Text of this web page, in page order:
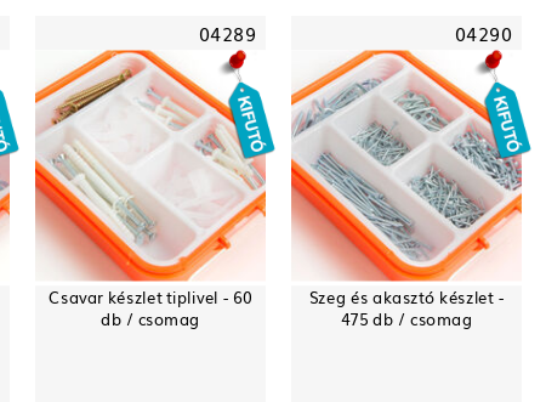
04289
Csavar készlet tiplivel - 60
db / csomag
04290
Szeg és akasztó készlet -
475 db / csomag